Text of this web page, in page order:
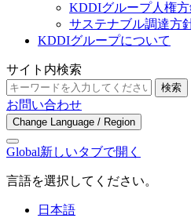
KDDIグループ人権
サステナブル調達方
KDDIグループについて
サイト内検索
検索
お問い合わせ
Change Language / Region
Global新しいタブで開く
言語を選択してください。
日本語